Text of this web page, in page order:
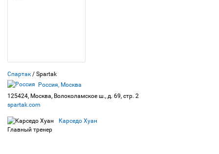
Спартак / Spartak
Россия, Москва
125424, Москва, Волоколамское ш., д. 69, стр. 2
spartak.com
Карседо Хуан
Главный тренер